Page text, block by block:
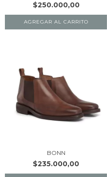
$250.000,00
AGREGAR AL CARRITO
BONN
$235.000,00